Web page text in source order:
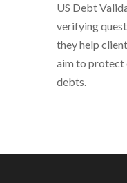
US Debt
verifying
they help
aim to protect
debts.